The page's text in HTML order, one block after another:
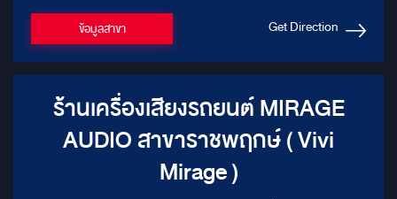
ข้อมูลสาขา Get Direction
ร้านเครื่องเสียงรถยนต์ MIRAGE
AUDIO สาขาราชพฤกษ์ ( Vivi
Mirage )